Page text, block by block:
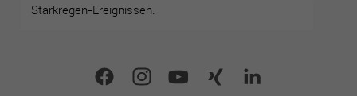
Starkregen-Ereignissen.